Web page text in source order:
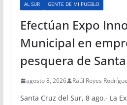
AL SUR GENTE DE MI PUEBLO
Efectúan Expo
Municipal en
pesquera de
agosto 8, 2026 Raúl Reyes
Santa Cruz del Sur, 8 ago.- La